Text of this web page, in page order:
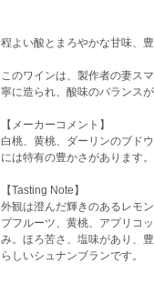
程よい酸とまろやかな甘味、
このワインは、製作者の妻ス
寧に造られ、酸味のバランス
【メーカーコメント】
白桃、黄桃、ダーリンのブド
には特有の豊かさがあります
【Tasting Note】
外観は澄んだ輝きのあるレモ
プフルーツ、黄桃、アプリコ
み。ほろ苦さ、塩味があり、
らしいシュナンブランです。